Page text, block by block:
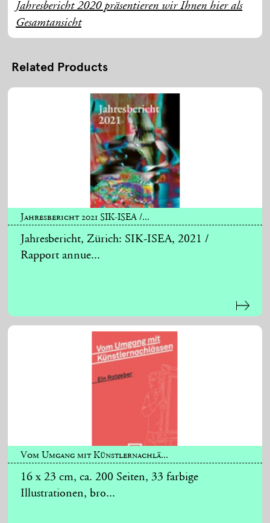
Jahresbericht 2020 präsentieren wir Ihnen hier als
Gesamtansicht
Related Products
Jahresbericht 2021 SIK-ISEA /...
Jahresbericht, Zürich: SIK-ISEA, 2021 /
Rapport annue...
Vom Umgang mit Künstlernachlä...
16 x 23 cm, ca. 200 Seiten, 33 farbige
Illustrationen, bro...